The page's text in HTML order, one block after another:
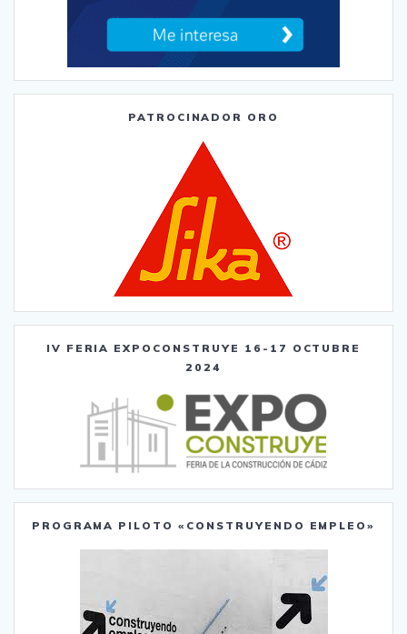
PATROCINADOR ORO
IV FERIA EXPOCONSTRUYE 16-17 OCTUBRE
2024
PROGRAMA PILOTO «CONSTRUYENDO EMPLEO»